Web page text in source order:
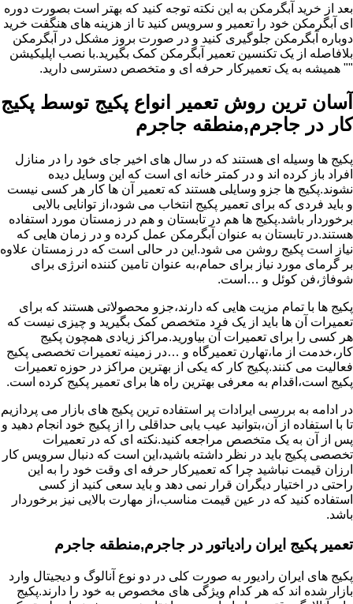
بعد از خرید آبگرمکن به این نکته توجه کنید که بهتر است بصورت دوره
ای آبگرمکن خود را تعمیر و سرویس کنید تا از هزینه های هنگفت خرید
دوباره آبگرمکن جلوگیری کنید و در صورت بروز مشکل در آبگرمکن
بلافاصله از یک تکنسین تعمیر آبگرمکن کمک بگیرید.با نصب اپلیکیشن
"" همیشه به یک تعمیرکار حرفه ای و متخصص دسترسی دارید.
آسان ترین روش تعمیر انواع پکیج توسط پکیج
کار در جاجرم,منطقه جاجرم
پکیج ها وسیله ای هستند که در سال های اخیر جای خود را در منازل
افراد باز کرده اند و در کمتر خانه ای است که این وسایل دیده
نشوند.پکیج ها جزو وسایلی هستند که تعمیر آن ها کار هر کسی نیست
و باید فردی که برای تعمیر پکیج انتخاب می شود،از توانایی بالایی
برخوردار باشد.پکیج ها هم در تابستان و هم در زمستان مورد استفاده
هستند.در تابستان به عنوان آبگرمکن عمل کرده و در زمان هایی که
نیاز است پکیج روشن می شود.این در حالی است که در زمستان علاوه
بر گرمای مورد نیاز برای حمام،به عنوان تامین کننده انرژی برای
شوفاژ،فن کوئل و …است.
پکیج ها با تمام مزیت هایی که دارند،جزو محصولاتی هستند که برای
تعمیرات آن ها باید از یک فرد متخصص کمک بگیرید و چیزی نیست که
هر کسی را برای تعمیرات آن بیاورید.مراکز زیادی همچون پکیج
کار،خدمت از ما،تهارن تعمیرگاه و …در زمینه تعمیرات تخصصی پکیج
فعالیت می کنند.پکیج کار که یکی از بهترین مراکز در حوزه تعمیرات
پکیج است،اقدام به معرفی بهترین راه ها برای تعمیر پکیج کرده است.
در ادامه به بررسی ایرادات پر استفاده ترین پکیج های بازار می پردازیم
تا با استفاده از آن،بتوانید عیب یابی حداقلی را از پکیج خود انجام دهید و
پس از آن به یک متخصص مراجعه کنید.نکته ای که در تعمیرات
تخصصی پکیج باید در نظر داشته باشید،این است که دنبال سرویس کار
ارزان قیمت نباشید چرا که تعمیرکار حرفه ای وقت خود را به این
راحتی در اختیار دیگران قرار نمی دهد و باید سعی کنید از کسی
استفاده کنید که در عین قیمت مناسب،از مهارت بالایی نیز برخوردار
باشد.
تعمیر پکیج ایران رادیاتور در جاجرم,منطقه جاجرم
پکیج های ایران رادیور به صورت کلی در دو نوع آنالوگ و دیجیتال وارد
بازار شده اند که هر کدام ویژگی های مخصوص به خود را دارند.پکیج